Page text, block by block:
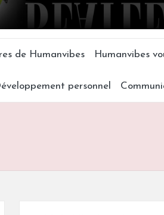
de Humanvibes Humanvibes
personnel